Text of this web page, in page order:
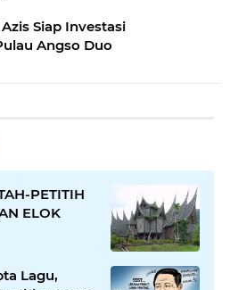
Siap Investasi
Angso Duo
PETITIH
ELOK
Lagu,